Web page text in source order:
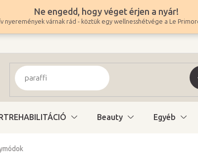
Ne engedd, hogy véget érjen a nyár!
nyeremények várnak rád - köztük egy wellnesshétvége a Le
Beauty Egyéb